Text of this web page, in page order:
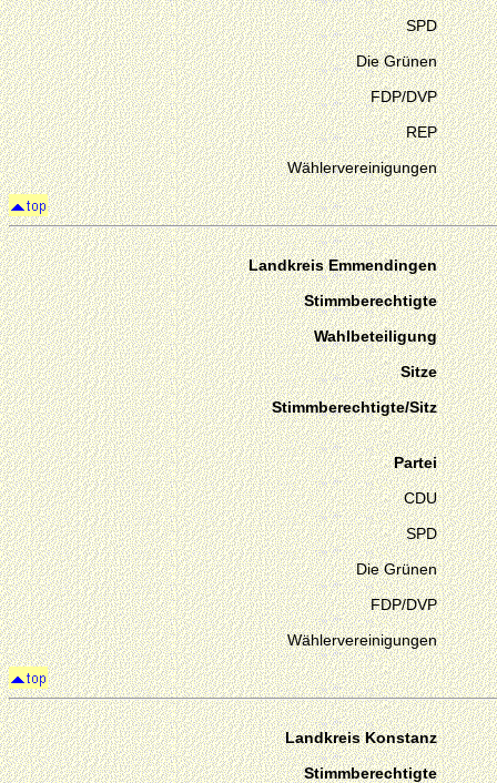
SPD
Die Grünen
FDP/DVP
REP
Wählervereinigungen
Landkreis Emmendingen
Stimmberechtigte
Wahlbeteiligung
Sitze
Stimmberechtigte/Sitz
Partei
CDU
SPD
Die Grünen
FDP/DVP
Wählervereinigungen
Landkreis Konstanz
Stimmberechtigte